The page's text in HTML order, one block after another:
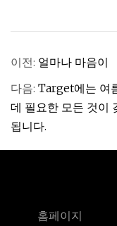
이전: 얼마나 마음이
다음: Target에는 여
데 필요한 모든 것이
됩니다.
홈페이지